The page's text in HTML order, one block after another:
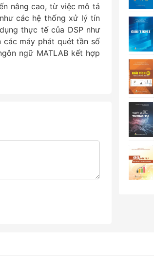
nâng cao, từ việc mô tả
các hệ thống xử lý tín
thực tế của DSP như
các máy phát quét tần số
ngữ MATLAB kết hợp